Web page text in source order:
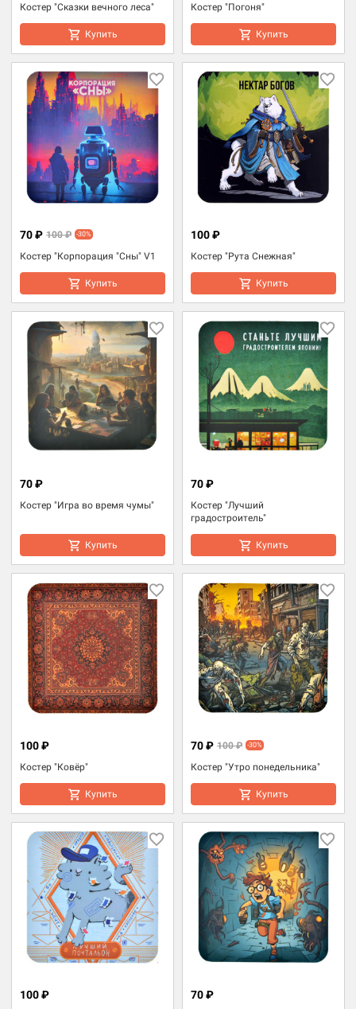
Костер "Сказки вечного леса"
Купить
Костер "Погоня"
Купить
Костер "Корпорация "Сны" V1
70 ₽ 100 ₽ -30%
Купить
Костер "Рута Снежная"
100 ₽
Купить
Костер "Игра во время чумы"
70 ₽
Купить
Костер "Лучший
градостроитель"
70 ₽
Купить
Костер "Ковёр"
100 ₽
Купить
Костер "Утро понедельника"
70 ₽ 100 ₽ -30%
Купить
100 ₽ 70 ₽